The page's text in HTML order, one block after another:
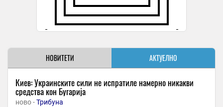
НОВИТЕТИ АКТУЕЛНО
Киев: Украинските сили не испратиле намерно никакви
средства кон Бугарија
ново -Трибуна